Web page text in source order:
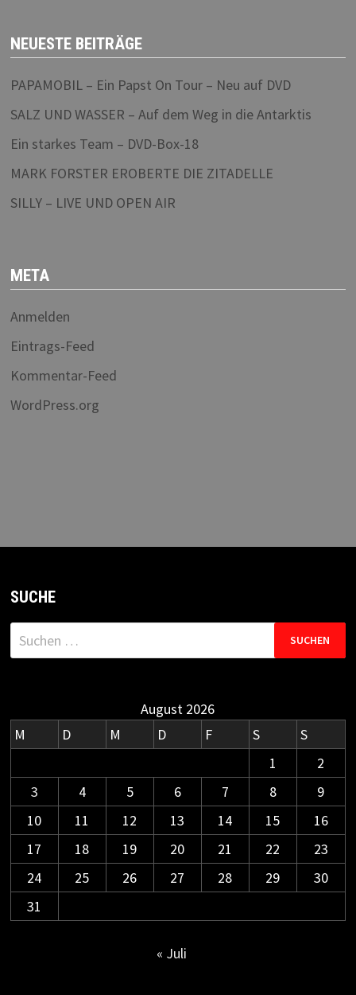
NEUESTE BEITRÄGE
PAPAMOBIL – Ein Papst On Tour – Neu auf DVD
SALZ UND WASSER – Auf dem Weg in die Antarktis
Ein starkes Team – DVD-Box-18
MARK FORSTER EROBERTE DIE ZITADELLE
SILLY – LIVE UND OPEN AIR
META
Anmelden
Eintrags-Feed
Kommentar-Feed
WordPress.org
SUCHE
Suchen
nach:
August 2026
M
D M D F S
S
1
2
3
4 5 6 7 8
9
10
11 12 13 14 15
16
17
18 19 20 21 22
23
24
25 26 27 28 29
30
31
« Juli